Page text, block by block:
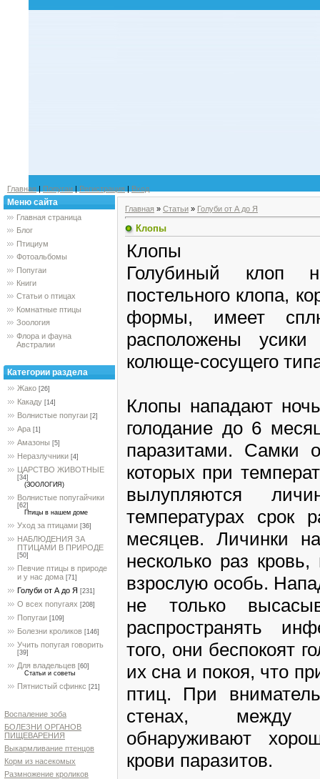
Главная | Попугаи | Регистрация | Вход
Меню сайта
Главная страница
Блог
Птициум
Фотоальбомы
Попугаи
Книги
Статьи о птицах
Комнатные птицы
Зоология
Флора и фауна
Австралии
Категории раздела
Жако [26]
Какаду [14]
Волнистые попугаи [2]
Ара [1]
Амазоны [5]
Неразлучники [4]
ЦАРСТВО ЖИВОТНЫЕ
[34]
(ЗООЛОГИЯ)
Волнистые попугайчики
[62]
Птицы в нашем доме
Уход за птицами [36]
НАБЛЮДЕНИЯ ЗА
ПТИЦАМИ В ПРИРОДЕ
[50]
Певчие птицы в природе
и у нас дома [71]
Голуби от А до Я [231]
О всех попугаях [208]
Попугаи [109]
Болезни кроликов [146]
Учить попугая говорить
[39]
Для владельцев [60]
Статьи и советы
Пятнистый сфинкс [21]
Воспаление зоба
БОЛЕЗНИ ОРГАНОВ
ПИЩЕВАРЕНИЯ
Выкармливание птенцов
Корм из насекомых
Размножение кроликов
Главная » Статьи » Голуби от А до Я
Клопы
Клопы
Голубиный клоп
постельного клопа,
формы, имеет
расположены
колюще-сосущего
Клопы нападают
голодание до 6
паразитами. Самки
которых при
вылупляются
температурах срок
месяцев. Личинки
несколько раз
взрослую особь.
не только
распространять
того, они беспокоят
их сна и покоя, что
птиц. При
стенах, между
обнаруживают
крови паразитов.